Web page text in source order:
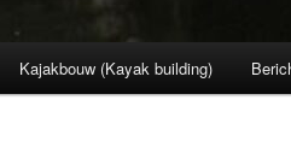
Kajakbouw (Kayak building)